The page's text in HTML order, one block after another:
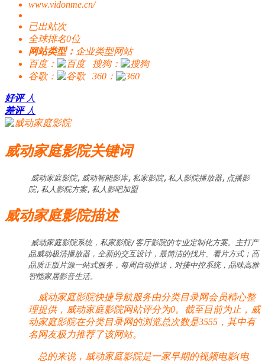
www.vidonme.cn/
已出站次
全球排名0位
网站类型： 企业类型网站
百度：
搜狗：
谷歌：
360：
好评 人
差评 人
威动家庭影院关键词
威动家庭影院,威动智能影库,私家影院,私人影院播放器,点播影
院,私人影院方案,私人影吧加盟
威动家庭影院描述
威动家庭影院系统，私家影院/客厅影院的专业定制化方案。主打产
品威动极清播放器，全新的交互设计，最简洁的找片、看片方式；高
品质正版片源一站式服务，每周自动推送，对接中控系统，品味高雅
智能家居影音生活。
威动家庭影院快捷导航服务由分类目录网会员精心整
理提供，威动家庭影院网站评分为0。截至目前为止，威
动家庭影院在分类目录网的浏览总次数是3555，其中有
名网友极力推荐了该网站。
总的来说，威动家庭影院是一家早期的视频电影(电